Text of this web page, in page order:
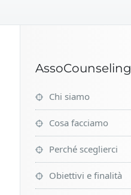
AssoCounseling
Chi siamo
Cosa facciamo
Perché sceglierci
Obiettivi e finalità